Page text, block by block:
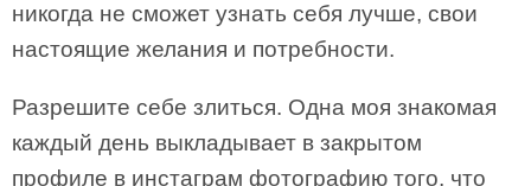
никогда не сможет узнать себя лучше, свои
настоящие желания и потребности.
Разрешите себе злиться. Одна моя знакомая
каждый день выкладывает в закрытом
профиле в инстаграм фотографию того, что